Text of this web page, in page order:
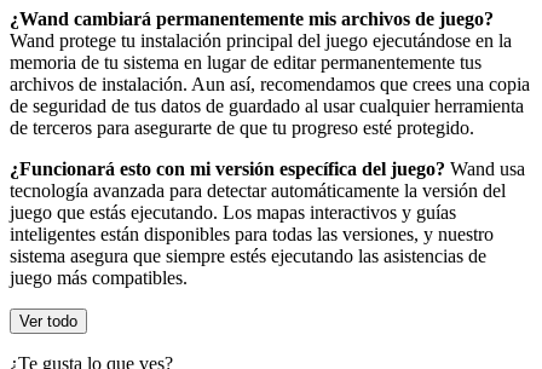
¿Wand cambiará permanentemente mis archivos de juego?
Wand protege tu instalación principal del juego ejecutándose en la
memoria de tu sistema en lugar de editar permanentemente tus
archivos de instalación. Aun así, recomendamos que crees una copia
de seguridad de tus datos de guardado al usar cualquier herramienta
de terceros para asegurarte de que tu progreso esté protegido.
¿Funcionará esto con mi versión específica del juego? Wand usa
tecnología avanzada para detectar automáticamente la versión del
juego que estás ejecutando. Los mapas interactivos y guías
inteligentes están disponibles para todas las versiones, y nuestro
sistema asegura que siempre estés ejecutando las asistencias de
juego más compatibles.
Ver todo
¿Te gusta lo que ves?